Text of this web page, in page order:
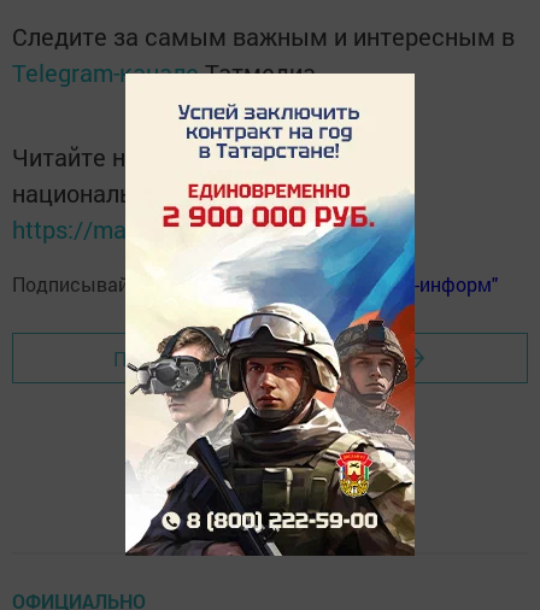
Следите за самым важным и интересным в
Telegram-каналеТатмедиа
Читайте новости Татарстана в
национальном мессенджере MАХ:
https://max.ru/tatmedia
Подписывайтесь на телеграм-канал "Бавлы-информ"
Перейти на страницу новости
ОФИЦИАЛЬНО